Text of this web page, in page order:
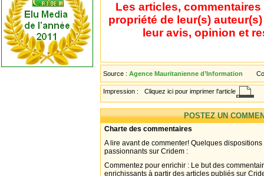
Les articles,
propriété de leur(s)
leur avis, opinion et
Source : Agence Mauritanienne d’Information
Impression : Cliquez ici pour imprimer l'article
POSTEZ UN
Charte des commentaires
A lire avant de commenter! Quelques
passionnants sur Cridem :
Commentez pour enrichir : Le but des
enrichissants à partir des articles publiés sur